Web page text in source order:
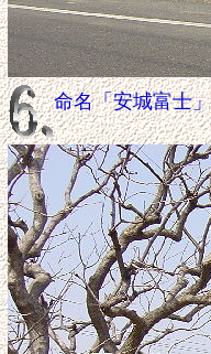
命名「安城富士